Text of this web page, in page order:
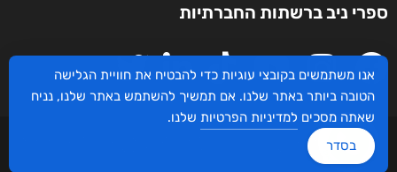
ספרי ניב ברשתות החברתיות
עיצוב ובניית האתר: ספרי ניב © כל הזכויות שמורות. בוקסאי טכנולוגיות בע"מ שד אבא
אנו משתמשים בקובצי עוגיות כדי להבטיח את חוויית הגלישה
הטובה ביותר באתר שלנו. אם תמשיך להשתמש באתר שלנו, נניח
שאתה מסכים למדיניות הפרטיות שלנו.
בסדר